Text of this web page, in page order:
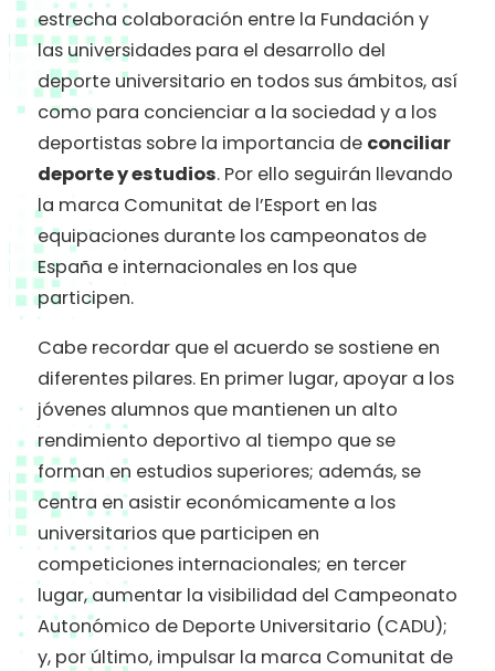
estrecha colaboración entre la Fundación y
las universidades para el desarrollo del
deporte universitario en todos sus ámbitos, así
como para concienciar a la sociedad y a los
deportistas sobre la importancia de conciliar
deporte y estudios. Por ello seguirán llevando
la marca Comunitat de l’Esport en las
equipaciones durante los campeonatos de
España e internacionales en los que
participen.
Cabe recordar que el acuerdo se sostiene en
diferentes pilares. En primer lugar, apoyar a los
jóvenes alumnos que mantienen un alto
rendimiento deportivo al tiempo que se
forman en estudios superiores; además, se
centra en asistir económicamente a los
universitarios que participen en
competiciones internacionales; en tercer
lugar, aumentar la visibilidad del Campeonato
Autonómico de Deporte Universitario (CADU);
y, por último, impulsar la marca Comunitat de